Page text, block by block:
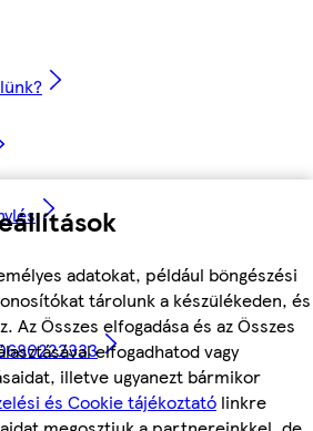
adatokat, például böngészési
tárolunk a készülékeden, és
Az Összes elfogadása és az Összes
elfogadhatod vagy
illetve ugyanezt bármikor
és Cookie tájékoztató linkre